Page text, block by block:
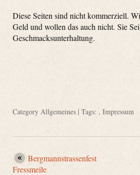
Diese Seiten sind nicht kommerziell.
Geld und wollen das auch nicht. Sie
Geschmacksunterhaltung.
Category Allgemeines | Tags: , Impressum
Bergmannstrassenfest
Fressmeile